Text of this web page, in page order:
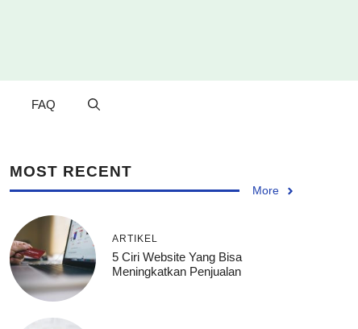
FAQ
MOST RECENT
More
ARTIKEL
5 Ciri Website Yang Bisa
Meningkatkan Penjualan